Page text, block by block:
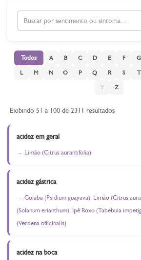
Todos A B C D E F G
L M N O P Q R S T
Y Z
Exibindo 51 a 100 de 2311 resultados
acidez em geral
Limão (Citrus aurantifolia)
acidez gástrica
Goiaba (Psidium guayava), Limão (Citrus
(Solanum erianthum), Ipê Roxo (Tabebuia
(Verbena officinalis)
acidez na boca